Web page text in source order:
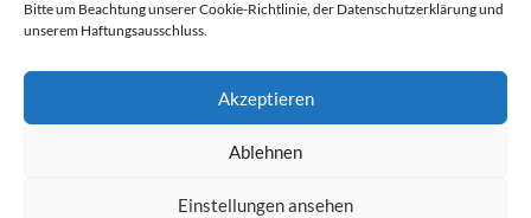
Bitte um Beachtung unserer Cookie-Richtlinie, der Datenschutzerklärung und
unserem Haftungsausschluss.
Akzeptieren
Ablehnen
Einstellungen ansehen
Unsere Sponsoren